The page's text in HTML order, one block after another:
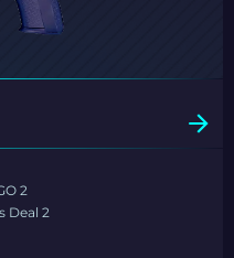
2
Deal 2